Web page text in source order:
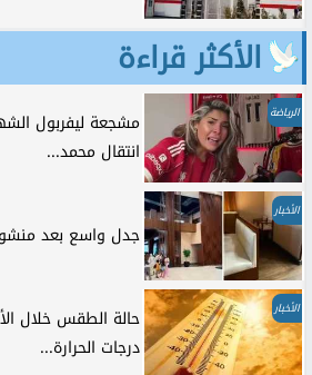
الأكثر قراءة
الرياضة
مشجعة ليفربول
انتقال محمد...
الأخبار
جدل واسع بعد
الأخبار
حالة الطقس خلال
درجات الحرارة...